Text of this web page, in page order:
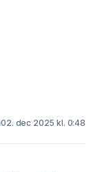
02. dec 2025 kl. 0:48